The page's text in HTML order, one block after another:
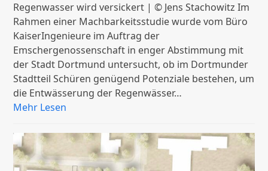
Regenwasser wird versickert | © Jens Stachowitz Im
Rahmen einer Machbarkeitsstudie wurde vom Büro
KaiserIngenieure im Auftrag der
Emschergenossenschaft in enger Abstimmung mit
der Stadt Dortmund untersucht, ob im Dortmunder
Stadtteil Schüren genügend Potenziale bestehen, um
die Entwässerung der Regenwässer…
Mehr Lesen